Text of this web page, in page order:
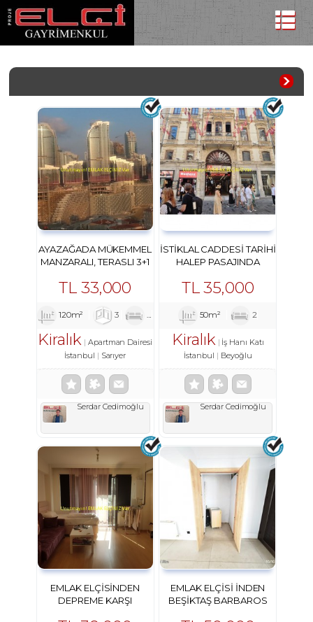
AYAZAĞADA MÜKEMMEL
MANZARALI, TERASLI 3+1
TL33,000
120m² 3 1
Kiralık
Apartman Dairesi
İstanbul
Sarıyer
Serdar Cedimoğlu
İSTIKLAL CADDESI TARIHI
HALEP PASAJINDA
TL35,000
50m² 2
Kiralık
İş Hanı Katı
İstanbul
Beyoğlu
Serdar Cedimoğlu
EMLAK ELÇISINDEN
DEPREME KARŞI
EMLAK ELÇISI INDEN
BEŞIKTAŞ BARBAROS